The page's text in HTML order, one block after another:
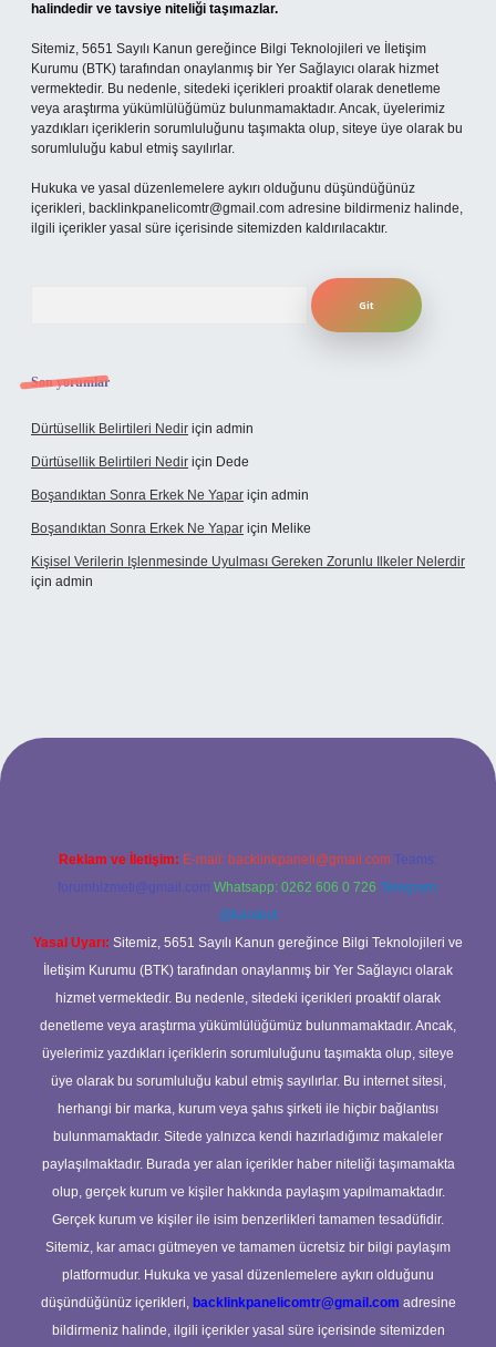
halindedir ve tavsiye niteliği taşımazlar.
Sitemiz, 5651 Sayılı Kanun gereğince Bilgi Teknolojileri ve İletişim
Kurumu (BTK) tarafından onaylanmış bir Yer Sağlayıcı olarak hizmet
vermektedir. Bu nedenle, sitedeki içerikleri proaktif olarak denetleme
veya araştırma yükümlülüğümüz bulunmamaktadır. Ancak, üyelerimiz
yazdıkları içeriklerin sorumluluğunu taşımakta olup, siteye üye olarak bu
sorumluluğu kabul etmiş sayılırlar.
Hukuka ve yasal düzenlemelere aykırı olduğunu düşündüğünüz
içerikleri, backlinkpanelicomtr@gmail.com adresine bildirmeniz halinde,
ilgili içerikler yasal süre içerisinde sitemizden kaldırılacaktır.
Son yorumlar
Dürtüsellik Belirtileri Nedir için admin
Dürtüsellik Belirtileri Nedir için Dede
Boşandıktan Sonra Erkek Ne Yapar için admin
Boşandıktan Sonra Erkek Ne Yapar için Melike
Kişisel Verilerin Işlenmesinde Uyulması Gereken Zorunlu Ilkeler Nelerdir
için admin
Reklam ve İletişim: E-mail: backlinkpaneli@gmail.com Teams:
forumhizmeti@gmail.com Whatsapp: 0262 606 0 726 Telegram:
@karabul
Yasal Uyarı: Sitemiz, 5651 Sayılı Kanun gereğince Bilgi Teknolojileri ve
İletişim Kurumu (BTK) tarafından onaylanmış bir Yer Sağlayıcı olarak
hizmet vermektedir. Bu nedenle, sitedeki içerikleri proaktif olarak
denetleme veya araştırma yükümlülüğümüz bulunmamaktadır. Ancak,
üyelerimiz yazdıkları içeriklerin sorumluluğunu taşımakta olup, siteye
üye olarak bu sorumluluğu kabul etmiş sayılırlar. Bu internet sitesi,
herhangi bir marka, kurum veya şahıs şirketi ile hiçbir bağlantısı
bulunmamaktadır. Sitede yalnızca kendi hazırladığımız makaleler
paylaşılmaktadır. Burada yer alan içerikler haber niteliği taşımamakta
olup, gerçek kurum ve kişiler hakkında paylaşım yapılmamaktadır.
Gerçek kurum ve kişiler ile isim benzerlikleri tamamen tesadüfidir.
Sitemiz, kar amacı gütmeyen ve tamamen ücretsiz bir bilgi paylaşım
platformudur. Hukuka ve yasal düzenlemelere aykırı olduğunu
düşündüğünüz içerikleri, backlinkpanelicomtr@gmail.com adresine
bildirmeniz halinde, ilgili içerikler yasal süre içerisinde sitemizden